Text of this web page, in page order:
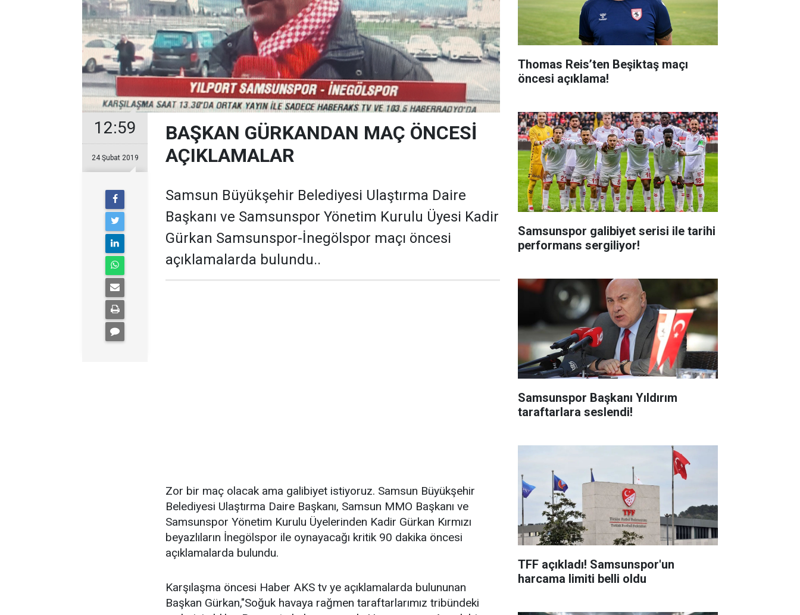
12:59
24 Şubat 2019
BAŞKAN GÜRKANDAN MAÇ ÖNCESİ
AÇIKLAMALAR
Samsun Büyükşehir Belediyesi Ulaştırma Daire
Başkanı ve Samsunspor Yönetim Kurulu Üyesi Kadir
Gürkan Samsunspor-İnegölspor maçı öncesi
açıklamalarda bulundu..
Zor bir maç olacak ama galibiyet istiyoruz. Samsun Büyükşehir
Belediyesi Ulaştırma Daire Başkanı, Samsun MMO Başkanı ve
Samsunspor Yönetim Kurulu Üyelerinden Kadir Gürkan Kırmızı
beyazlıların İnegölspor ile oynayacağı kritik 90 dakika öncesi
açıklamalarda bulundu.
Karşılaşma öncesi Haber AKS tv ye açıklamalarda bulununan
Başkan Gürkan,"Soğuk havaya rağmen taraftarlarımız tribündeki
Thomas Reis’ten Beşiktaş maçı
öncesi açıklama!
Samsunspor galibiyet serisi ile tarihi
performans sergiliyor!
Samsunspor Başkanı Yıldırım
taraftarlara seslendi!
TFF açıkladı! Samsunspor'un
harcama limiti belli oldu